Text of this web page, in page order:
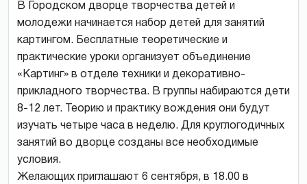
В Городском дворце творчества детей и
молодежи начинается набор детей для занятий
картингом. Бесплатные теоретические и
практические уроки организует объединение
«Картинг» в отделе техники и декоративно-
прикладного творчества. В группы набираются дети
8-12 лет. Теорию и практику вождения они будут
изучать четыре часа в неделю. Для круглогодичных
занятий во дворце созданы все необходимые
условия.
Желающих приглашают 6 сентября, в 18.00 в